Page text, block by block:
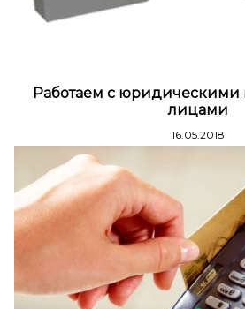
Работаем с
лицами
16.05.2018